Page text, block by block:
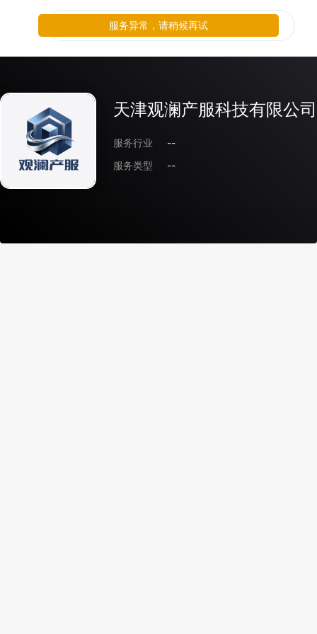
天津观澜产服科技有限公司
服务行业
--
服务类型
--
服务异常，请稍候再试